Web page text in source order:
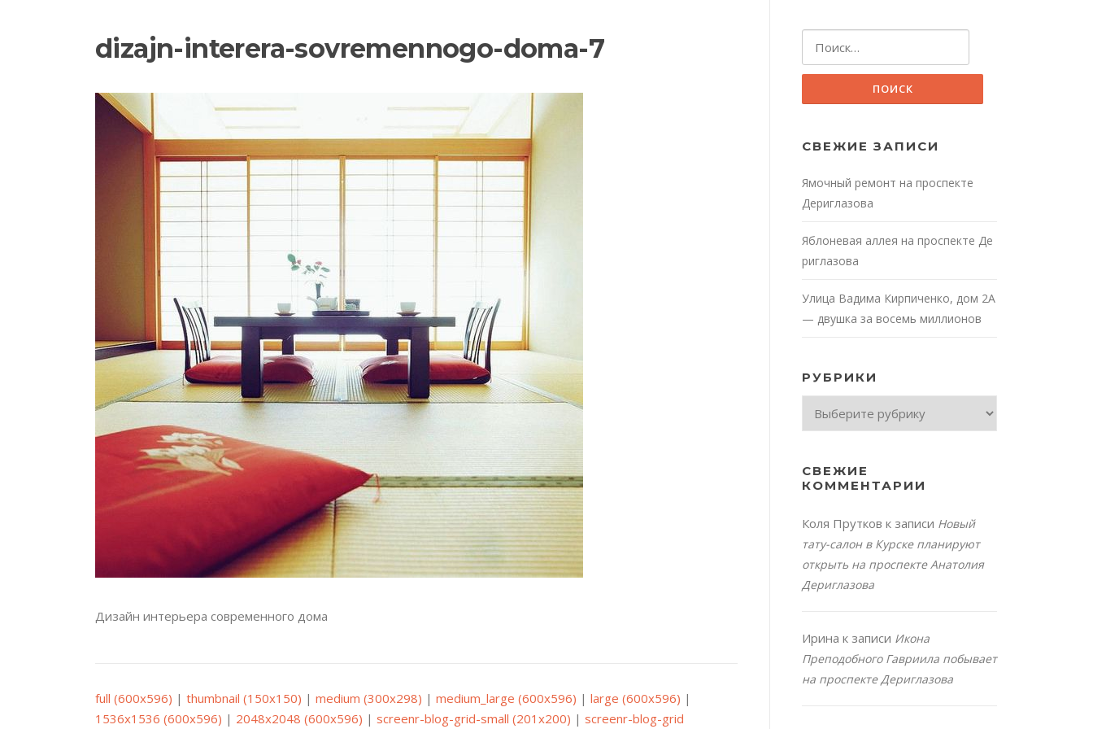
dizajn-interera-sovremennogo-doma-7
Дизайн интерьера современного дома
full (600x596) | thumbnail (150x150) | medium (300x298) | medium_large (600x596) | large (600x596) |
1536x1536 (600x596) | 2048x2048 (600x596) | screenr-blog-grid-small (201x200) | screenr-blog-grid
СВЕЖИЕ ЗАПИСИ
Ямочный ремонт на проспекте
Дериглазова
Яблоневая аллея на проспекте Де
риглазова
Улица Вадима Кирпиченко, дом 2А
— двушка за восемь миллионов
РУБРИКИ
СВЕЖИЕ
КОММЕНТАРИИ
Коля Прутков к записи Новый
тату-салон в Курске планируют
открыть на проспекте Анатолия
Дериглазова
Ирина к записи Икона
Преподобного Гавриила побывает
на проспекте Дериглазова